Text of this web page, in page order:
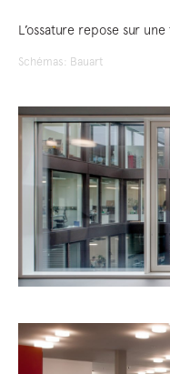
L’ossature repose sur
Schémas: Bauart